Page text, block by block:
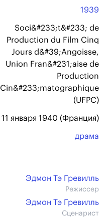
1939
Soci&#233;t&#233; de
Production du Film Cinq
Jours d&#39;Angoisse,
Union Fran&#231;aise de
Production
Cin&#233;matographique
(UFPC)
11 января 1940 (Франция)
драма
Эдмон Тэ Гревилль
Режиссер
Эдмон Тэ Гревилль
Сценарист